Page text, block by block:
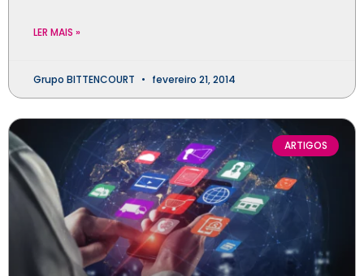
LER MAIS »
Grupo BITTENCOURT fevereiro 21, 2014
ARTIGOS